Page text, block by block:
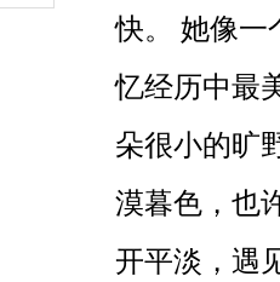
快。 她像一
忆经历中最
朵很小的旷
漠暮色，也
开平淡，遇